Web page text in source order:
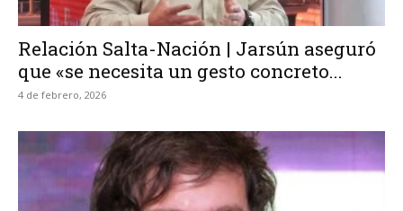
Relación Salta-Nación | Jarsún aseguró
que «se necesita un gesto concreto...
4 de febrero, 2026